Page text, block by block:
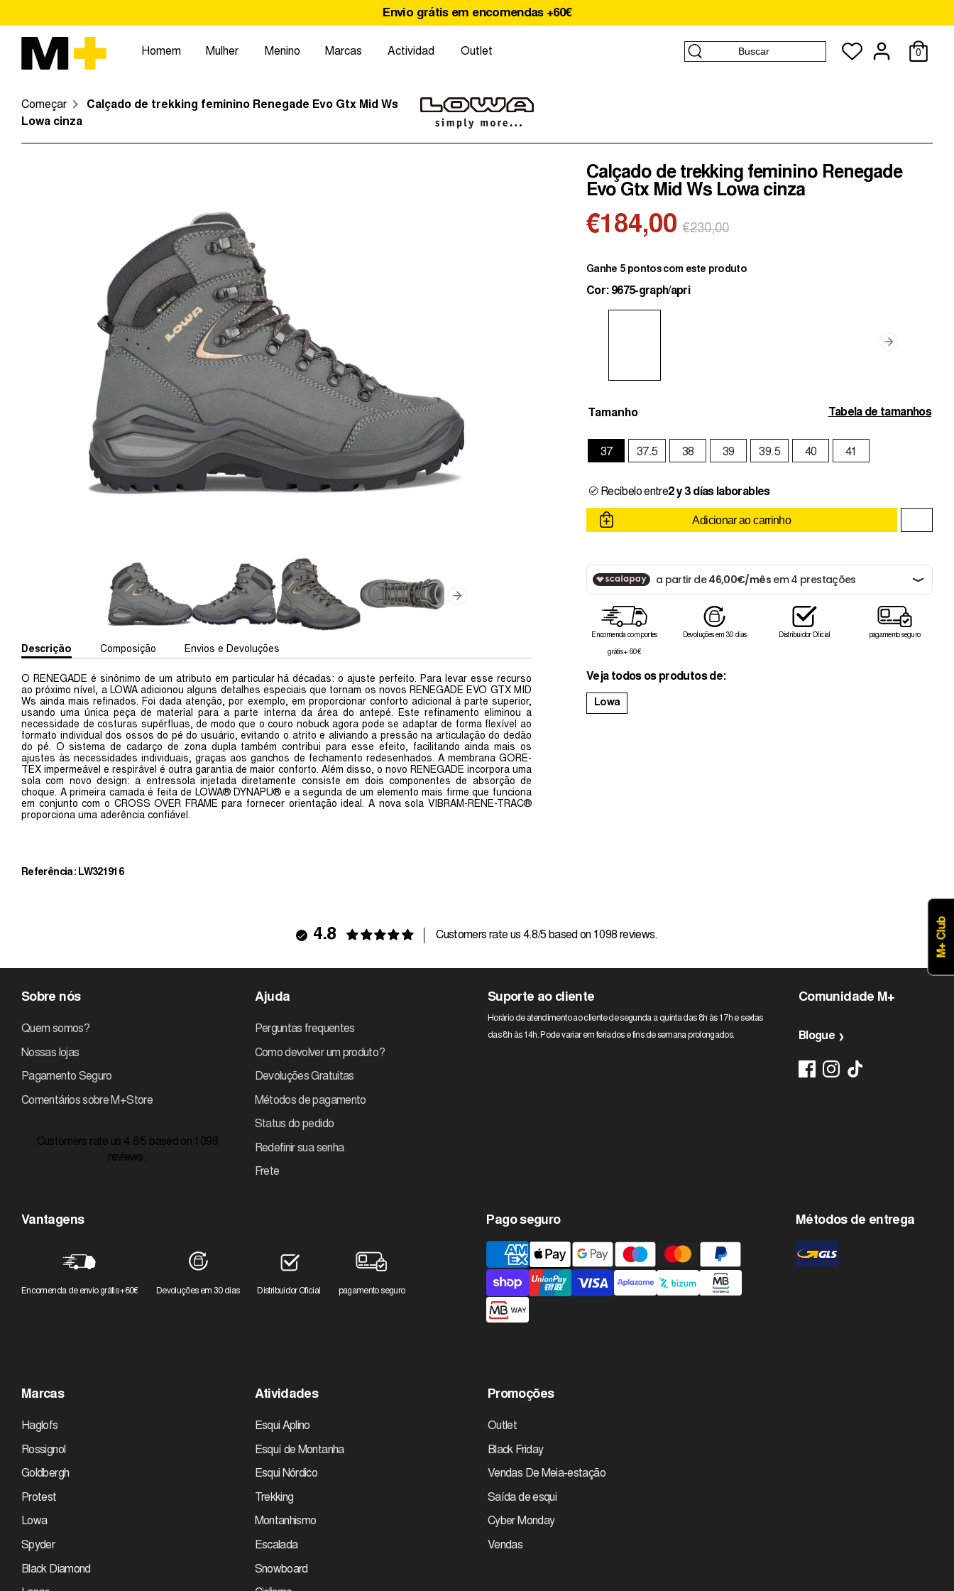
para
conteúdo
Envio grátis em encomendas +60€
Homem Mulher Menino Marcas Actividad Outlet
Buscar
Buscar
0
Começar
Calçado de trekking feminino Renegade Evo Gtx Mid Ws
Lowa cinza
Descrição Composição Envios e Devoluções
O RENEGADE é sinônimo de um atributo em particular há décadas: o ajuste perfeito. Para levar esse recurso
ao próximo nível, a LOWA adicionou alguns detalhes especiais que tornam os novos RENEGADE EVO GTX MID
Ws ainda mais refinados. Foi dada atenção, por exemplo, em proporcionar conforto adicional à parte superior,
usando uma única peça de material para a parte interna da área do antepé. Este refinamento eliminou a
necessidade de costuras supérfluas, de modo que o couro nobuck agora pode se adaptar de forma flexível ao
formato individual dos ossos do pé do usuário, evitando o atrito e aliviando a pressão na articulação do dedão
do pé. O sistema de cadarço de zona dupla também contribui para esse efeito, facilitando ainda mais os
ajustes às necessidades individuais, graças aos ganchos de fechamento redesenhados. A membrana GORE-
TEX impermeável e respirável é outra garantia de maior conforto. Além disso, o novo RENEGADE incorpora uma
sola com novo design: a entressola injetada diretamente consiste em dois componentes de absorção de
choque. A primeira camada é feita de LOWA® DYNAPU® e a segunda de um elemento mais firme que funciona
em conjunto com o CROSS OVER FRAME para fornecer orientação ideal. A nova sola VIBRAM-RENE-TRAC®
proporciona uma aderência confiável.
Calçado de trekking feminino Renegade
Evo Gtx Mid Ws Lowa cinza
€184,00
Preço
€230,00
Ganhe 5 pontos com este produto
Cor: 9675-graph/apri
Tamanho Tabela de tamanhos
37 37.5 38 39 39.5 40 41
Recíbelo entre2 y 3 días laborables
Adicionar ao carrinho
Encomenda com portes
grátis + 60€
Devoluções em 30 dias Distribuidor Oficial pagamento seguro
Veja todos os produtos de:
Lowa
Referência: LW321916
4.8 Customers rate us 4.8/5 based on 1098 reviews.
Sobre nós
Quem somos?
Nossas lojas
Pagamento Seguro
Comentários sobre M+Store
Customers rate us 4.8/5 based on 1098
reviews.
Ajuda
Perguntas frequentes
Como devolver um produto?
Devoluções Gratuitas
Métodos de pagamento
Status do pedido
Redefinir sua senha
Frete
Suporte ao cliente
Horário de atendimento ao cliente de segunda a quinta das 8h às 17h e sextas
das 8h às 14h. Pode variar em feriados e fins de semana prolongados.
Comunidade M+
Blogue
Vantagens
Encomenda de envio grátis +60€ Devoluções em 30 dias Distribuidor Oficial pagamento seguro
Pago seguro
Métodos
de
pagamento
aceites
Métodos de entrega
Marcas
Haglofs
Rossignol
Goldbergh
Protest
Lowa
Spyder
Black Diamond
Atividades
Esqui Aplino
Esquí de Montanha
Esqui Nórdico
Trekking
Montanhismo
Escalada
Snowboard
Promoções
Outlet
Black Friday
Vendas De Meia-estação
Saída de esqui
Cyber Monday
Vendas
M+ Club